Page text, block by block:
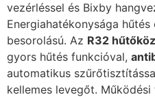
vezérléssel és Bixby
Energiahatékonysága hűtés
besorolású. Az R32
gyors hűtés funkcióval,
automatikus
kellemes levegőt.